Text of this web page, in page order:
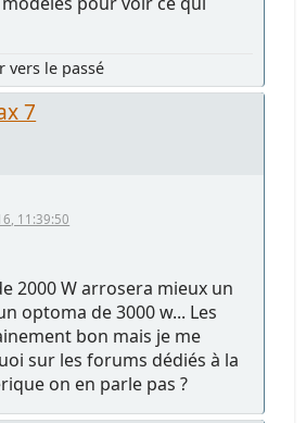
vers le passé
7
11:39:50
2000 W arrosera mieux un
optoma de 3000 w... Les
bon mais je me
sur les forums dédiés à la
on en parle pas ?